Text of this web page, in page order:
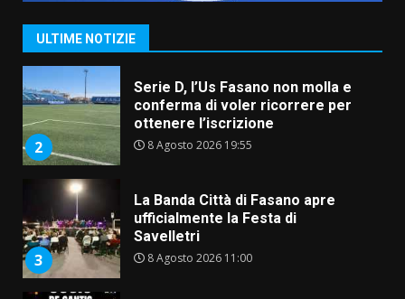
ULTIME NOTIZIE
1
9 Agosto 2026 07:32
2
Serie D, l’Us Fasano non molla e
conferma di voler ricorrere per
ottenere l’iscrizione
8 Agosto 2026 19:55
3
La Banda Città di Fasano apre
ufficialmente la Festa di
Savelletri
8 Agosto 2026 11:00